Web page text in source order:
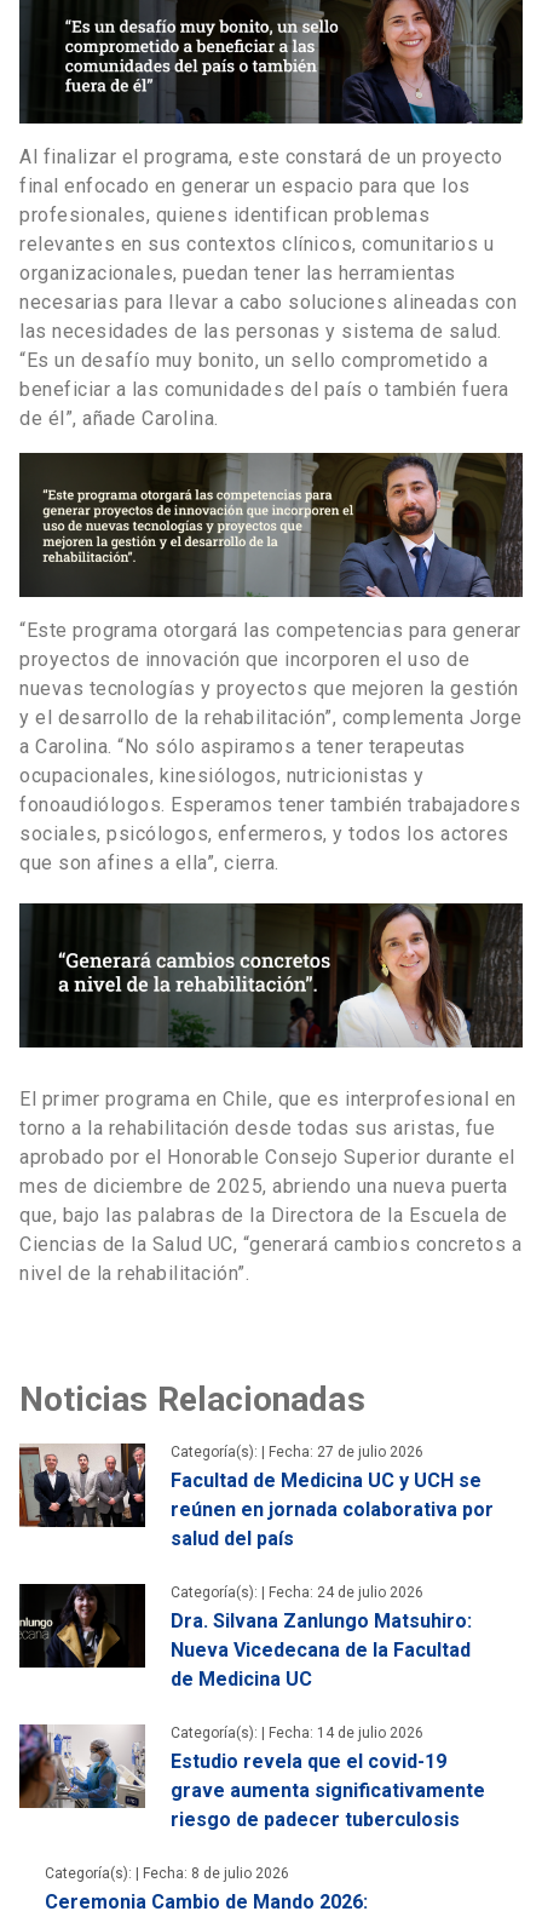
Al finalizar el programa, este constará de un proyecto
final enfocado en generar un espacio para que los
profesionales, quienes identifican problemas
relevantes en sus contextos clínicos, comunitarios u
organizacionales, puedan tener las herramientas
necesarias para llevar a cabo soluciones alineadas con
las necesidades de las personas y sistema de salud.
“Es un desafío muy bonito, un sello comprometido a
beneficiar a las comunidades del país o también fuera
de él”, añade Carolina.
“Este programa otorgará las competencias para generar
proyectos de innovación que incorporen el uso de
nuevas tecnologías y proyectos que mejoren la gestión
y el desarrollo de la rehabilitación”, complementa Jorge
a Carolina. “No sólo aspiramos a tener terapeutas
ocupacionales, kinesiólogos, nutricionistas y
fonoaudiólogos. Esperamos tener también trabajadores
sociales, psicólogos, enfermeros, y todos los actores
que son afines a ella”, cierra.
El primer programa en Chile, que es interprofesional en
torno a la rehabilitación desde todas sus aristas, fue
aprobado por el Honorable Consejo Superior durante el
mes de diciembre de 2025, abriendo una nueva puerta
que, bajo las palabras de la Directora de la Escuela de
Ciencias de la Salud UC, “generará cambios concretos a
nivel de la rehabilitación”.
Noticias Relacionadas
Categoría(s): | Fecha: 27 de julio 2026
Facultad de Medicina UC y UCH se
reúnen en jornada colaborativa por
salud del país
Categoría(s): | Fecha: 24 de julio 2026
Dra. Silvana Zanlungo Matsuhiro:
Nueva Vicedecana de la Facultad
de Medicina UC
Categoría(s): | Fecha: 14 de julio 2026
Estudio revela que el covid-19
grave aumenta significativamente
riesgo de padecer tuberculosis
Categoría(s): | Fecha: 8 de julio 2026
Ceremonia Cambio de Mando 2026: